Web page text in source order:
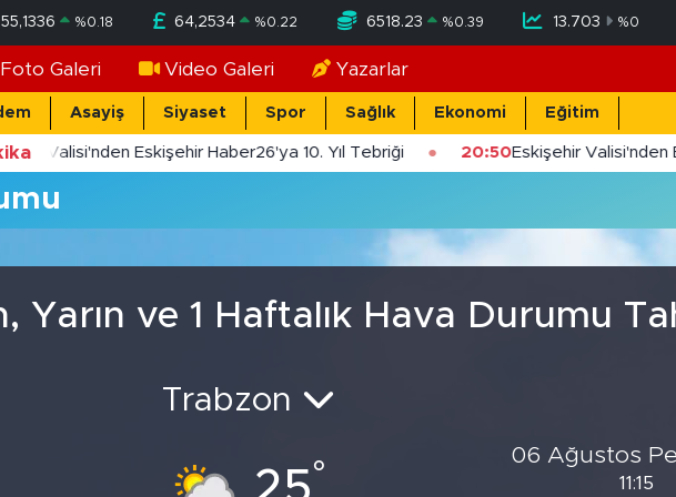
55,1336 %0.18 64,2534 %0.22 6518.23 %0.39 13.703 %0
Foto Galeri Video Galeri Yazarlar
Asayiş Siyaset Spor Sağlık Ekonomi Eğitim
Valisi'nden Eskişehir Haber26'ya 10. Yıl Tebriği 20:50Eskişehir Valisi'nden
Yarın ve 1 Haftalık Hava Durumu
Trabzon
°
06 Ağustos
11:15